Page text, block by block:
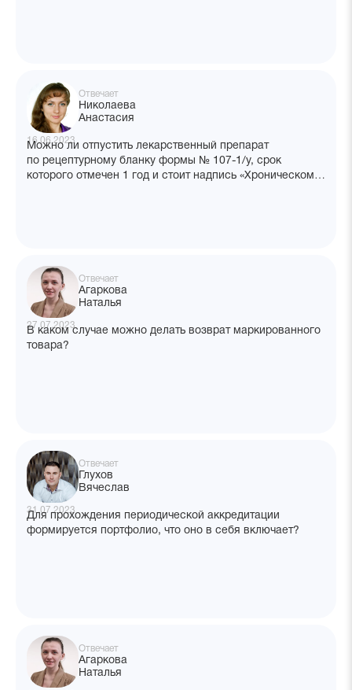
Отвечает
Николаева
Анастасия
16.06.2023
Можно ли отпустить лекарственный препарат
по рецептурному бланку формы № 107-1/у, срок
которого отмечен 1 год и стоит надпись «Хроническому
Отвечает
Агаркова
Наталья
27.07.2023
В каком случае можно делать возврат маркированного
товара?
Отвечает
Глухов
Вячеслав
31.07.2023
Для прохождения периодической аккредитации
формируется портфолио, что оно в себя включает?
Отвечает
Агаркова
Наталья